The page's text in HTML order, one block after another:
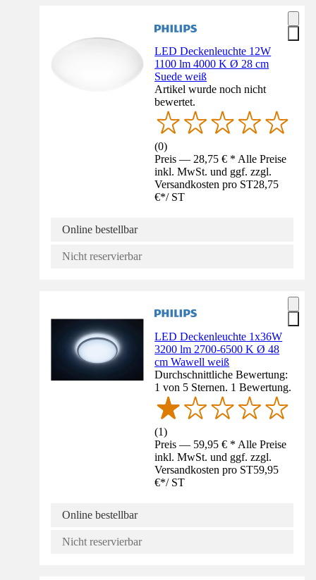
LED Deckenleuchte 12W
1100 lm 4000 K Ø 28 cm
Suede weiß
Artikel wurde noch nicht
bewertet.
(0)
Preis — 28,75 € * Alle Preise
inkl. MwSt. und ggf. zzgl.
Versandkosten pro ST28,75
€*/ ST
Online bestellbar
Nicht reservierbar
LED Deckenleuchte 1x36W
3200 lm 2700-6500 K Ø 48
cm Wawell weiß
Durchschnittliche Bewertung:
1 von 5 Sternen. 1 Bewertung.
(1)
Preis — 59,95 € * Alle Preise
inkl. MwSt. und ggf. zzgl.
Versandkosten pro ST59,95
€*/ ST
Online bestellbar
Nicht reservierbar